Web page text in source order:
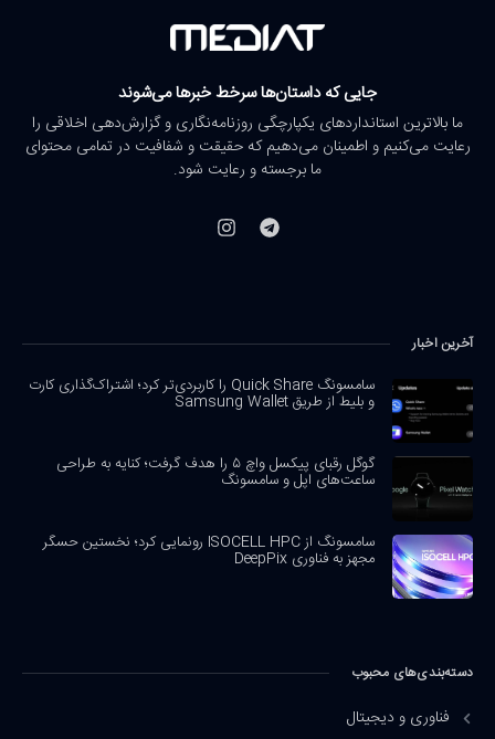
جایی که داستان‌ها سرخط خبرها می‌شوند
ما بالاترین استانداردهای یکپارچگی روزنامه‌نگاری و گزارش‌دهی اخلاقی را
رعایت می‌کنیم و اطمینان می‌دهیم که حقیقت و شفافیت در تمامی محتوای
ما برجسته و رعایت شود.
آخرین اخبار
سامسونگ Quick Share را کاربردی‌تر کرد؛ اشتراک‌گذاری کارت
و بلیط از طریق Samsung Wallet
گوگل رقبای پیکسل واچ ۵ را هدف گرفت؛ کنایه به طراحی
ساعت‌های اپل و سامسونگ
سامسونگ از ISOCELL HPC رونمایی کرد؛ نخستین حسگر
مجهز به فناوری DeepPix
دسته‌بندی‌های محبوب
فناوری و دیجیتال